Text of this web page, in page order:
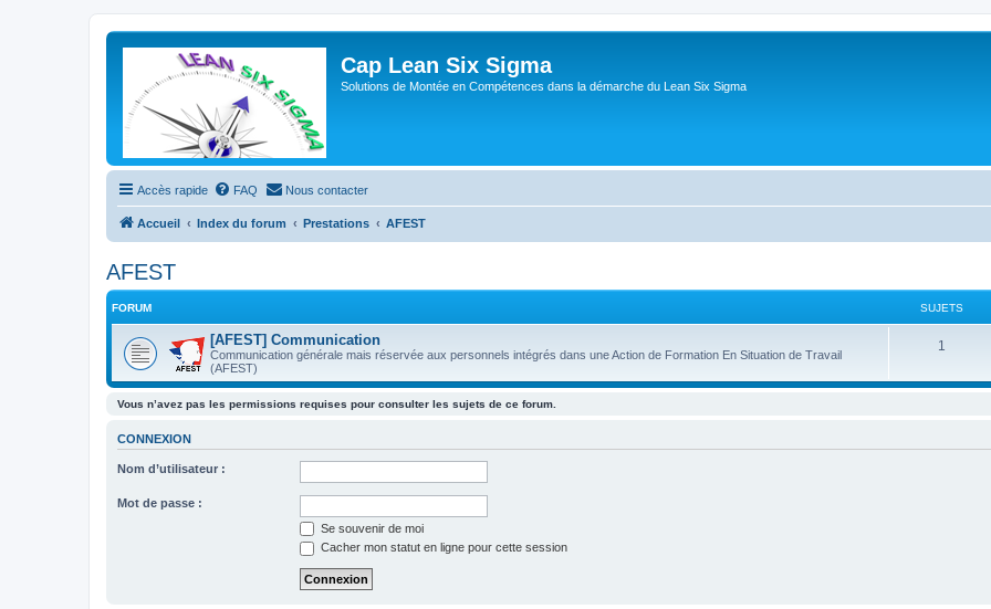
Cap Lean Six Sigma
Solutions de Montée en Compétences dans la démarche du Lean Six Sigma
Accès rapide FAQ Nous contacter
Accueil Index du forum Prestations AFEST
AFEST
FORUM SUJETS
[AFEST] Communication
Communication générale mais réservée aux personnels intégrés dans une Action de Formation En Situation de Travail
(AFEST)
1
Vous n’avez pas les permissions requises pour consulter les sujets de ce forum.
CONNEXION
Nom d’utilisateur :
Mot de passe :
Se souvenir de moi
Cacher mon statut en ligne pour cette session